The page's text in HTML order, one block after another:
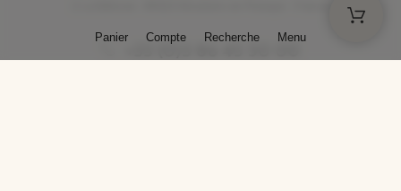
+33 (0)3 86 45 50 00
Panier Compte Recherche Menu